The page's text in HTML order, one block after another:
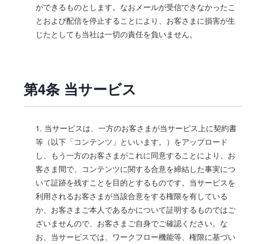
ができるものとします。なおメールが受信できなかったこ
とおよび配信を停止することにより、お客さまに損害が生
じたとしても当社は一切の責任を負いません。
第4条 当サービス
1. 当サービスは、一方のお客さまが当サービス上に契約書
等（以下「コンテンツ」といいます。）をアップロード
し、もう一方のお客さまがこれに同意することにより、お
客さま間で、コンテンツに関する合意を締結した事実につ
いて証跡を残すことを目的とするものです。当サービスを
利用されるお客さまが当該合意をする権限を有している
か、お客さまご本人であるかについて証明するものではご
ざいませんので、お客さまご自身でご確認ください。な
お、当サービスでは、ワークフロー機能等、権限に基づい